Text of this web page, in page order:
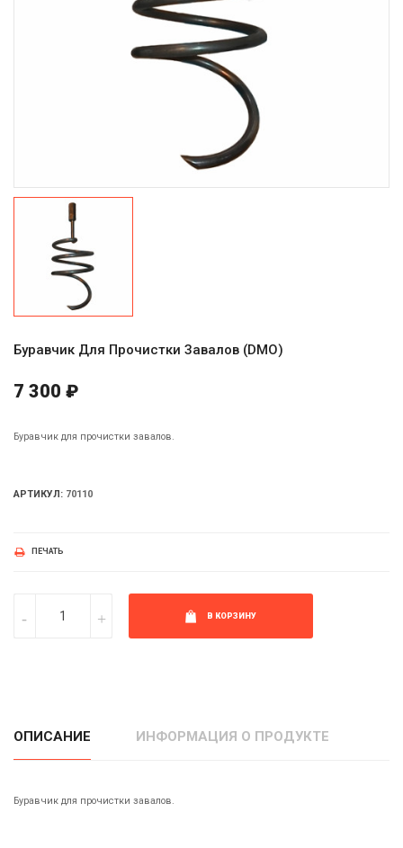
Буравчик Для Прочистки Завалов (DMO)
7 300 ₽
Буравчик для прочистки завалов.
АРТИКУЛ: 70110
ПЕЧАТЬ
В КОРЗИНУ
ОПИСАНИЕ ИНФОРМАЦИЯ О ПРОДУКТЕ
Буравчик для прочистки завалов.